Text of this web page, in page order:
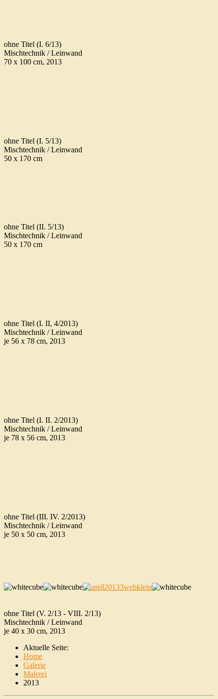
ohne Titel (I. 6/13)
Mischtechnik / Leinwand
70 x 100 cm, 2013
ohne Titel (I. 5/13)
Mischtechnik / Leinwand
50 x 170 cm
ohne Titel (II. 5/13)
Mischtechnik / Leinwand
50 x 170 cm
ohne Titel (I. II, 4/2013)
Mischtechnik / Leinwand
je 56 x 78 cm, 2013
ohne Titel (I. II. 2/2013)
Mischtechnik / Leinwand
je 78 x 56 cm, 2013
ohne Titel (III. IV. 2/2013)
Mischtechnik / Leinwand
je 50 x 50 cm, 2013
ohne Titel (V. 2/13 - VIII. 2/13)
Mischtechnik / Leinwand
je 40 x 30 cm, 2013
Aktuelle Seite:
Home
Galerie
Malerei
2013